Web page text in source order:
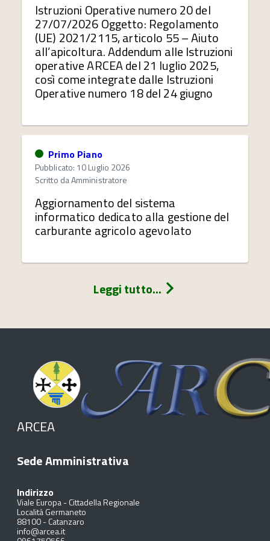
Istruzioni Operative numero 20 del
27/07/2026 Oggetto: Regolamento
(UE) 2021/2115, articolo 55 – Aiuto
all’apicoltura. Addendum alle Istruzioni
operative ARCEA del 21 luglio 2025,
così come integrate dalle Istruzioni
Operative numero 18 del 24 giugno
Primo Piano
Pubblicato: 10 Luglio 2026
Scritto daAmministratore
Aggiornamento del sistema
informatico dedicato alla gestione del
carburante agricolo agevolato
Leggi tutto...
ARCEA
Sede Amministrativa
Indirizzo
Viale Europa - Cittadella Regionale
Località Germaneto
88100-Catanzaro
info@arcea.it